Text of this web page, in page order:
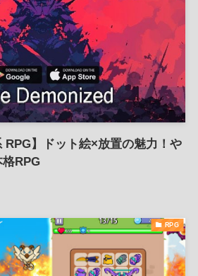
RPG】ドット絵×放置の魅力！や
RPG
RPG